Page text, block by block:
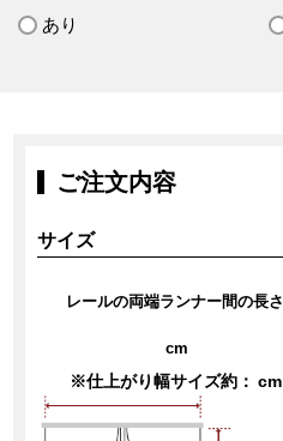
あり
ご注文内容
サイズ
レールの両端ランナー間の長さ
cm
※仕上がり幅サイズ約： cm